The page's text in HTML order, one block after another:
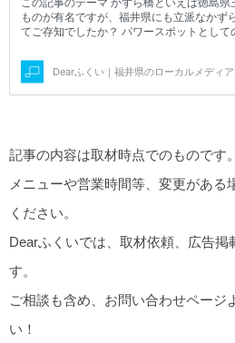
記事の内容は取材時点でのものです。
メニューや営業時間等、変更がある
ください。
Dearふくいでは、取材依頼、広告掲
す。
ご相談も含め、お問い合わせページ
い！